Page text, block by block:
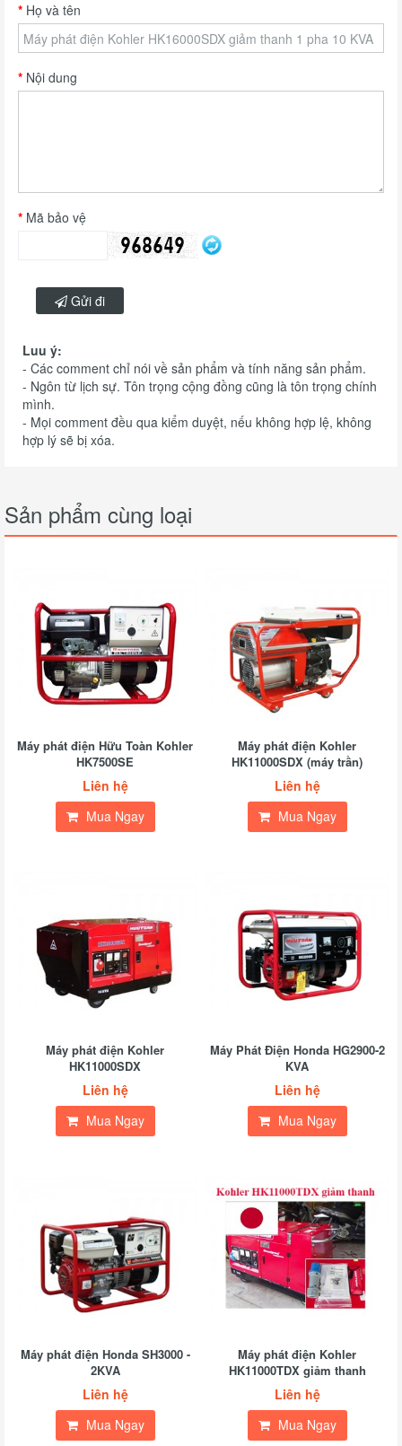
Họ và tên
Nội dung
Mã bảo vệ
Gửi đi
Luu ý:
- Các comment chỉ nói về sản phẩm và tính năng sản phẩm.
- Ngôn từ lịch sự. Tôn trọng cộng đồng cũng là tôn trọng chính
mình.
- Mọi comment đều qua kiểm duyệt, nếu không hợp lệ, không
hợp lý sẽ bị xóa.
Sản phẩm cùng loại
Máy phát điện Hữu Toàn Kohler
HK7500SE
Liên hệ
Mua Ngay
Máy phát điện Kohler
HK11000SDX (máy trần)
Liên hệ
Mua Ngay
Máy phát điện Kohler
HK11000SDX
Liên hệ
Mua Ngay
Máy Phát Điện Honda HG2900-2
KVA
Liên hệ
Mua Ngay
Máy phát điện Honda SH3000 -
2KVA
Liên hệ
Mua Ngay
Máy phát điện Kohler
HK11000TDX giảm thanh
Liên hệ
Mua Ngay